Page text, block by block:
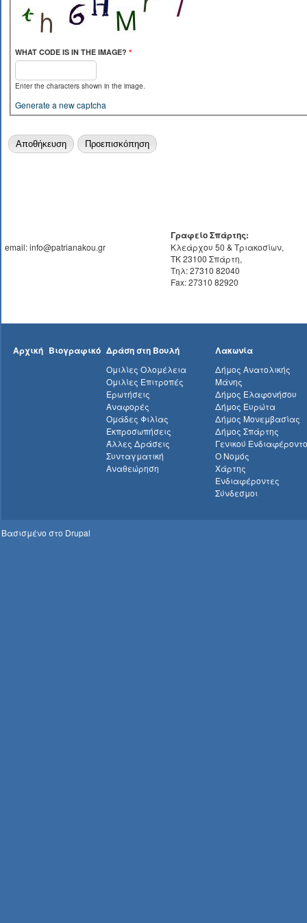
WHAT CODE IS IN THE IMAGE? *
Enter the characters shown in the image.
Generate a new captcha
email: info@patrianakou.gr
Γραφείο Σπάρτης:
Κλεάρχου 50 & Τριακοσίων,
ΤΚ 23100 Σπάρτη,
Τηλ: 27310 82040
Fax: 27310 82920
Αρχική Βιογραφικό Δράση στη Βουλή
Ομιλίες Ολομέλεια
Ομιλίες Επιτροπές
Ερωτήσεις
Αναφορές
Ομάδες Φιλίας
Εκπροσωπήσεις
Άλλες Δράσεις
Συνταγματική
Αναθεώρηση
Λακωνία
Δήμος Ανατολικής
Μάνης
Δήμος Ελαφονήσου
Δήμος Ευρώτα
Δήμος Μονεμβασίας
Δήμος Σπάρτης
Γενικού
Ο Νομός
Χάρτης
Ενδιαφέροντες
Σύνδεσμοι
Βασισμένο στο Drupal